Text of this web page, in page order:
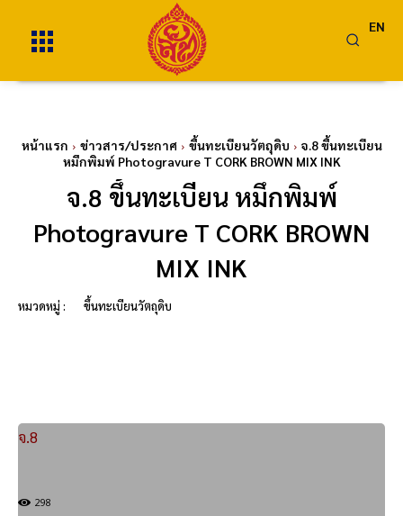
EN
หน้าแรก ข่าวสาร/ประกาศ ขึ้นทะเบียนวัตถุดิบ
จ.8 ขึ้นทะเบียน
หมึกพิมพ์ Photogravure T CORK BROWN MIX INK
จ.8 ขึ้นทะเบียน หมึกพิมพ์
Photogravure T CORK BROWN
MIX INK
หมวดหมู่ : ขึ้นทะเบียนวัตถุดิบ
จ.8
298